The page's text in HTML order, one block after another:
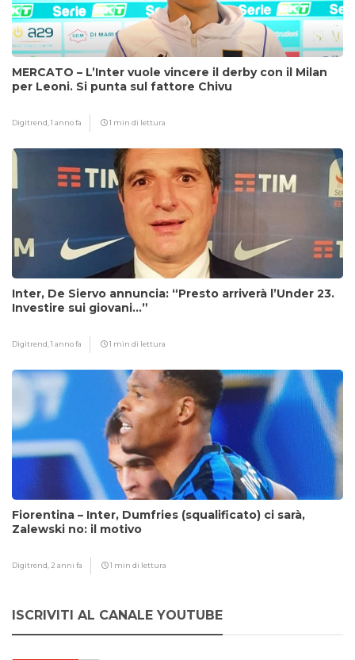
MERCATO – L’Inter vuole vincere il derby con il Milan
per Leoni. Si punta sul fattore Chivu
Digitrend,1 anno fa 1 min di lettura
Inter, De Siervo annuncia: “Presto arriverà l’Under 23.
Investire sui giovani…”
Digitrend,1 anno fa 1 min di lettura
Fiorentina – Inter, Dumfries (squalificato) ci sarà,
Zalewski no: il motivo
Digitrend, 2 anni fa 1 min di lettura
ISCRIVITI AL CANALE YOUTUBE